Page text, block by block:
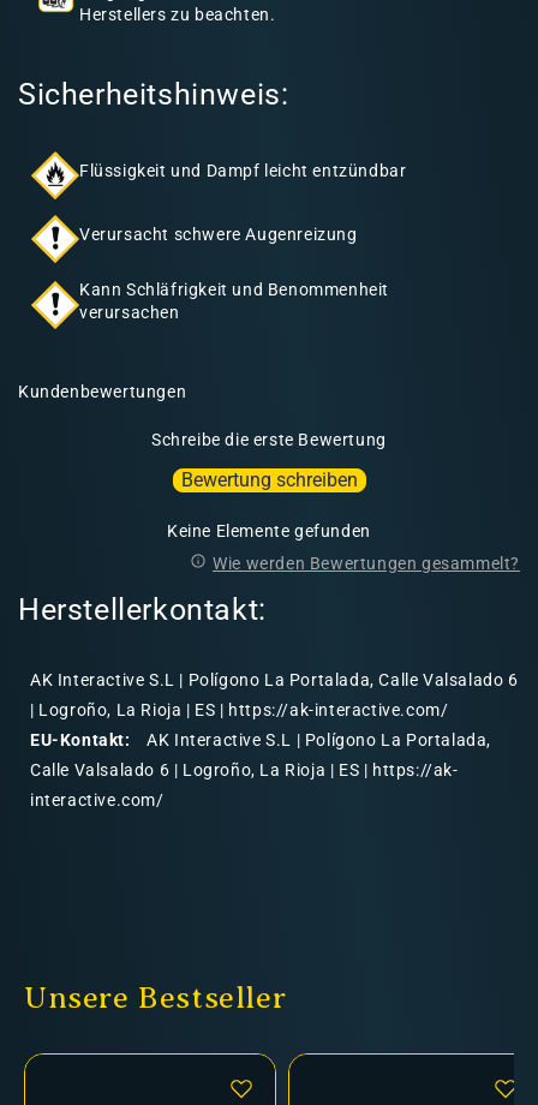
Herstellers zu beachten.
Sicherheitshinweis:
Flüssigkeit und Dampf leicht entzündbar
Verursacht schwere Augenreizung
Kann Schläfrigkeit und Benommenheit
verursachen
Kundenbewertungen
Schreibe die erste Bewertung
Bewertung schreiben
Keine Elemente gefunden
Wie werden Bewertungen gesammelt?
Herstellerkontakt:
AK Interactive S.L | Polígono La Portalada, Calle Valsalado 6
| Logroño, La Rioja | ES | https://ak-interactive.com/
EU-Kontakt:
AK Interactive S.L | Polígono La Portalada,
Calle Valsalado 6 | Logroño, La Rioja | ES | https://ak-
interactive.com/
Unsere Bestseller